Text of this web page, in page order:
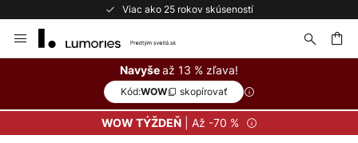
Viac ako 25 rokov skúseností
to
Navyšeaž 13 % zľava!
Kód:WOW skopírovať
WOW TÝŽDEŇ| Až -70 %